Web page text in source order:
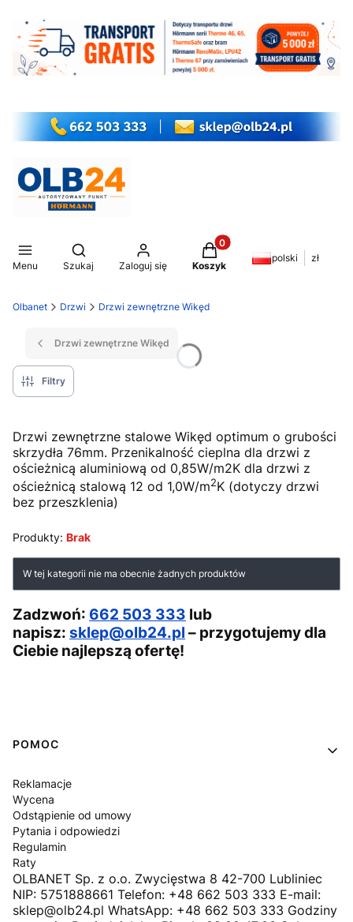
Menu
Otwórz wyszukiwarkę
Szukaj Zaloguj się
Produkty w koszyku: 0.
Koszyk
polski zł
Olbanet Drzwi Drzwi zewnętrzne Wikęd
Drzwi zewnętrzne Wikęd
Filtry
Drzwi zewnętrzne stalowe Wikęd optimum o grubości
skrzydła 76mm. Przenikalność cieplna dla drzwi z
ościeżnicą aluminiową od 0,85W/m2K dla drzwi z
ościeżnicą stalową 12 od 1,0W/m2K (dotyczy drzwi
bez przeszklenia)
Produkty: Brak
Lista produktów
W tej kategorii nie ma obecnie żadnych produktów
Zadzwoń: 662 503 333 lub
napisz: sklep@olb24.pl – przygotujemy dla
Ciebie najlepszą ofertę!
Linki w stopce
POMOC
Reklamacje
Wycena
Odstąpienie od umowy
Pytania i odpowiedzi
Regulamin
Raty
OLBANET Sp. z o.o. Zwycięstwa 8 42-700 Lubliniec
NIP: 5751888661 Telefon: +48 662 503 333 E-mail:
sklep@olb24.pl WhatsApp: +48 662 503 333 Godziny